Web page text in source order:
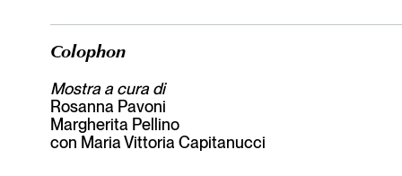
Colophon
Mostra a cura di
Rosanna Pavoni
Margherita Pellino
con Maria Vittoria Capitanucci